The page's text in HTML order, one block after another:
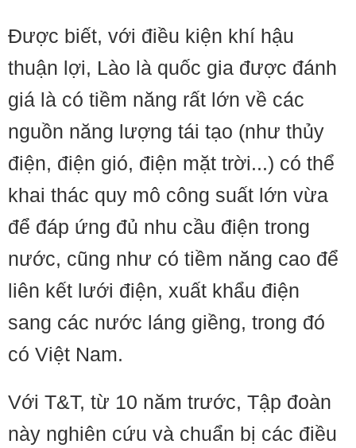
Được biết, với điều kiện khí hậu
thuận lợi, Lào là quốc gia được đánh
giá là có tiềm năng rất lớn về các
nguồn năng lượng tái tạo (như thủy
điện, điện gió, điện mặt trời...) có thể
khai thác quy mô công suất lớn vừa
để đáp ứng đủ nhu cầu điện trong
nước, cũng như có tiềm năng cao để
liên kết lưới điện, xuất khẩu điện
sang các nước láng giềng, trong đó
có Việt Nam.
Với T&T, từ 10 năm trước, Tập đoàn
này nghiên cứu và chuẩn bị các điều